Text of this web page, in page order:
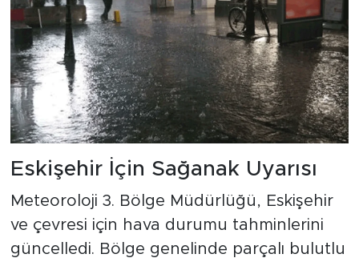
Eskişehir İçin Sağanak Uyarısı
Meteoroloji 3. Bölge Müdürlüğü, Eskişehir
ve çevresi için hava durumu tahminlerini
güncelledi. Bölge genelinde parçalı bulutlu